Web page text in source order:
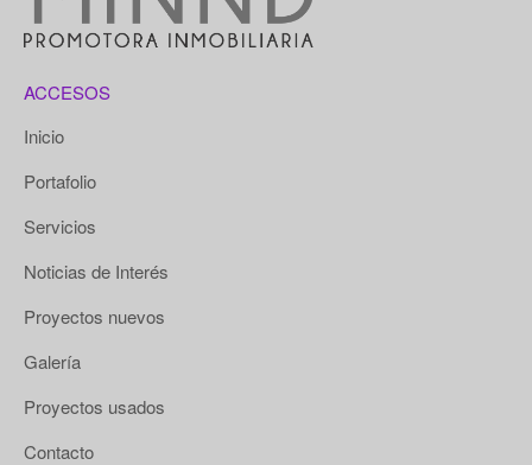
ACCESOS
Inicio
Portafolio
Servicios
Noticias de Interés
Proyectos nuevos
Galería
Proyectos usados
Contacto